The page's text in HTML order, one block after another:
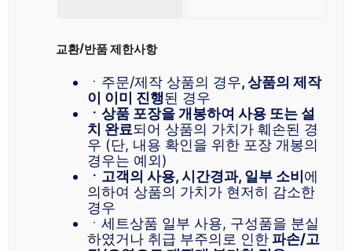
교환/반품 제한사항
ㆍ주문/제작 상품의 경우, 상품의 제작
이 이미 진행된 경우
ㆍ상품 포장을 개봉하여 사용 또는 설
치 완료되어 상품의 가치가 훼손된 경
우 (단, 내용 확인을 위한 포장 개봉의
경우는 예외)
ㆍ고객의 사용, 시간경과, 일부 소비에
의하여 상품의 가치가 현저히 감소한
경우
ㆍ세트상품 일부 사용, 구성품을 분실
하였거나 취급 부주의로 인한 파손/고